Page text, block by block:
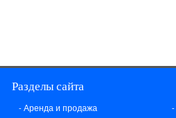
Разделы сайта
- Аренда и продажа -